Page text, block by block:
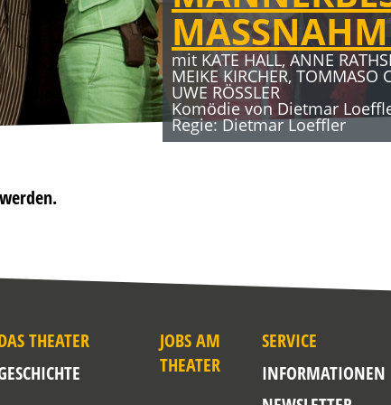
mit KATE HALL, ANNE
MEIKE KIRCHER, TOMMASO
UWE RÖSSLER
Komödie von Dietmar
Regie: Dietmar Loeffler
THEATER
JOBS AM
THEATER
SERVICE
INFORMATIONEN